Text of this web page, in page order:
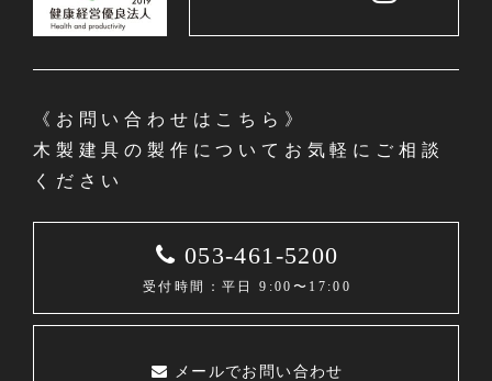
《お問い合わせはこちら》
木製建具の製作についてお気軽にご相談
ください
053-461-5200
受付時間：平日 9:00〜17:00
メールでお問い合わせ